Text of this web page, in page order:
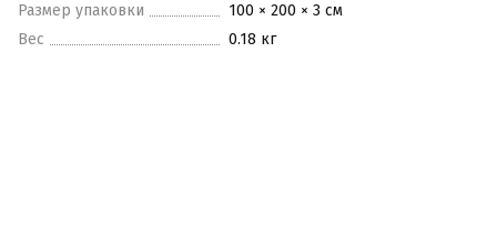
Размер упаковки
100 × 200 × 3 см
Вес
0.18 кг